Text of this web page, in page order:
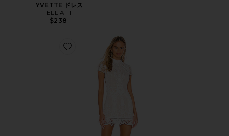
YVETTE ドレス
ELLIATT
$238
Favorite BRIANNA ミニドレス